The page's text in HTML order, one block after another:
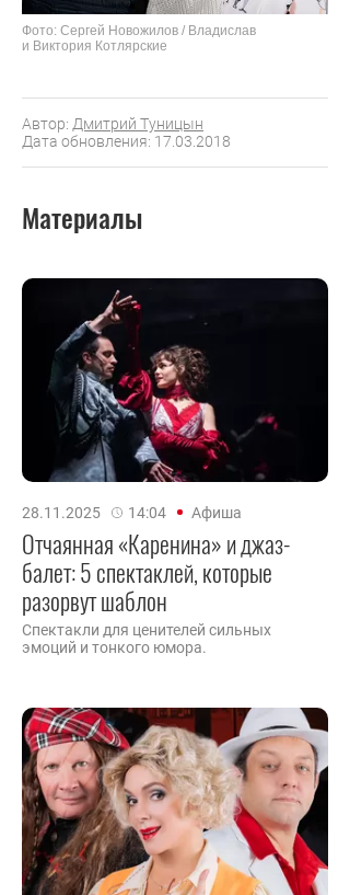
Фото: Сергей Новожилов / Владислав
и Виктория Котлярские
Автор: Дмитрий Туницын
Дата обновления: 17.03.2018
Материалы
28.11.2025 14:04 Афиша
Отчаянная «Каренина» и джаз-
балет: 5 спектаклей, которые
разорвут шаблон
Спектакли для ценителей сильных
эмоций и тонкого юмора.